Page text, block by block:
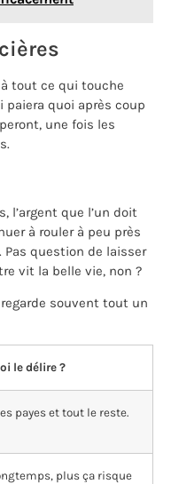
tout ce qui touche
paiera quoi après coup
une fois les
l’argent que l’un doit
à rouler à peu près
question de laisser
vit la belle vie, non ?
souvent tout un
le délire ?
payes et tout le reste.
plus ça risque